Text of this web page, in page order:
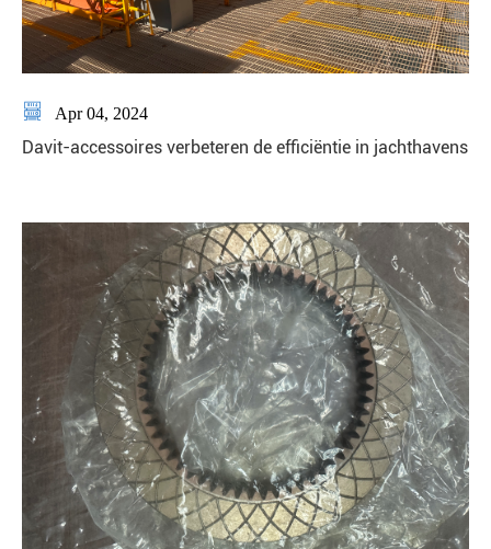
 Apr 04, 2024
Davit-accessoires verbeteren de efficiëntie in jachthavens